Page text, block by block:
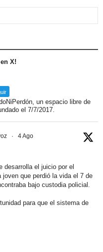
X!
un espacio libre de
el 7/7/2017.
· 4 Ago
desarrolla el juicio por el
que perdió la vida el 7 de
bajo custodia policial.
para que el sistema de